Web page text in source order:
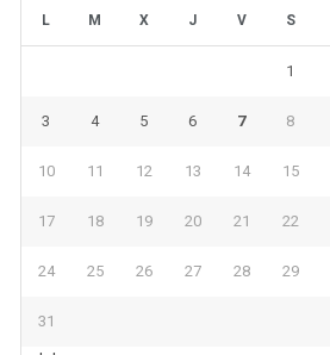
L M X J V S
1
3 4 5 6 7 8
10 11 12 13 14 15
17 18 19 20 21 22
24 25 26 27 28 29
31